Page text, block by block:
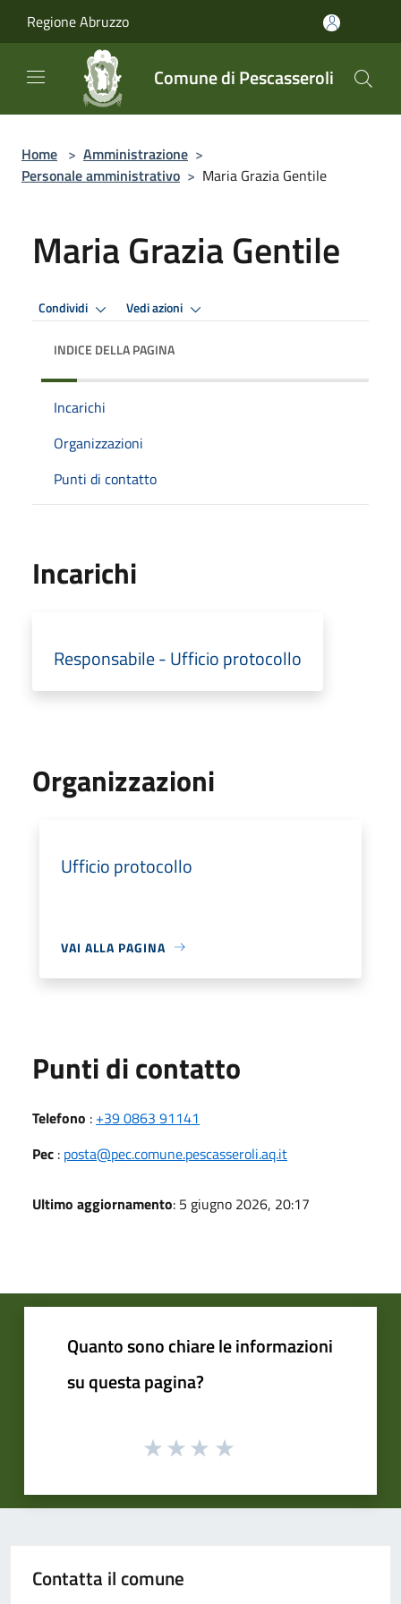
Regione Abruzzo
Comune di Pescasseroli
Home > Amministrazione >
Personale amministrativo > Maria Grazia Gentile
Maria Grazia Gentile
Condividi Vedi azioni
INDICE DELLA PAGINA
Incarichi
Organizzazioni
Punti di contatto
Incarichi
Responsabile - Ufficio protocollo
Organizzazioni
Ufficio protocollo
VAI ALLA PAGINA
Punti di contatto
Telefono : +39 0863 91141
Pec : posta@pec.comune.pescasseroli.aq.it
Ultimo aggiornamento: 5 giugno 2026, 20:17
Quanto sono chiare le informazioni
su questa pagina?
Contatta il comune